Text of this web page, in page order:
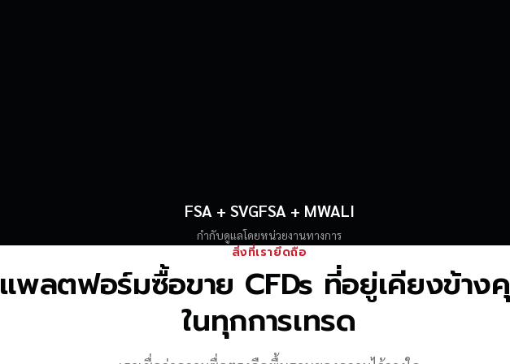
FSA + SVGFSA + MWALI
กำกับดูแลโดยหน่วยงานทางการ
สิ่งที่เรายึดถือ
แพลตฟอร์มซื้อขาย CFDs ที่อยู่เคียงข้า
ในทุกการเทรด